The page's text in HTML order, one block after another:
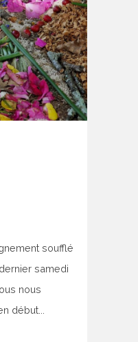
soufflé
samedi
nous
début...